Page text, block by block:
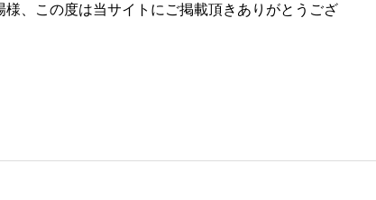
、この度は当サイトにご掲載頂きありがとうござ